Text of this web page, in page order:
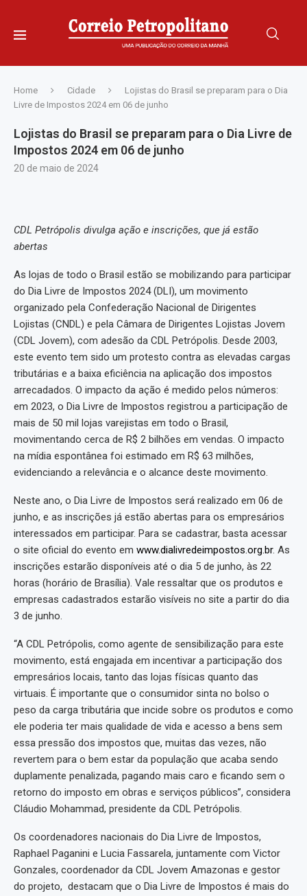
Home Cidade
Lojistas do Brasil se preparam para o Dia
Livre de Impostos 2024 em 06 de junho
Lojistas do Brasil se preparam para o Dia Livre de
Impostos 2024 em 06 de junho
20 de maio de 2024
CDL Petrópolis divulga ação e inscrições, que já estão
abertas
As lojas de todo o Brasil estão se mobilizando para participar
do Dia Livre de Impostos 2024 (DLI), um movimento
organizado pela Confederação Nacional de Dirigentes
Lojistas (CNDL) e pela Câmara de Dirigentes Lojistas Jovem
(CDL Jovem), com adesão da CDL Petrópolis. Desde 2003,
este evento tem sido um protesto contra as elevadas cargas
tributárias e a baixa eficiência na aplicação dos impostos
arrecadados. O impacto da ação é medido pelos números:
em 2023, o Dia Livre de Impostos registrou a participação de
mais de 50 mil lojas varejistas em todo o Brasil,
movimentando cerca de R$ 2 bilhões em vendas. O impacto
na mídia espontânea foi estimado em R$ 63 milhões,
evidenciando a relevância e o alcance deste movimento.
Neste ano, o Dia Livre de Impostos será realizado em 06 de
junho, e as inscrições já estão abertas para os empresários
interessados em participar. Para se cadastrar, basta acessar
o site oficial do evento em www.dialivredeimpostos.org.br. As
inscrições estarão disponíveis até o dia 5 de junho, às 22
horas (horário de Brasília). Vale ressaltar que os produtos e
empresas cadastrados estarão visíveis no site a partir do dia
3 de junho.
“A CDL Petrópolis, como agente de sensibilização para este
movimento, está engajada em incentivar a participação dos
empresários locais, tanto das lojas físicas quanto das
virtuais. É importante que o consumidor sinta no bolso o
peso da carga tributária que incide sobre os produtos e como
ele poderia ter mais qualidade de vida e acesso a bens sem
essa pressão dos impostos que, muitas das vezes, não
revertem para o bem estar da população que acaba sendo
duplamente penalizada, pagando mais caro e ficando sem o
retorno do imposto em obras e serviços públicos”, considera
Cláudio Mohammad, presidente da CDL Petrópolis.
Os coordenadores nacionais do Dia Livre de Impostos,
Raphael Paganini e Lucia Fassarela, juntamente com Victor
Gonzales, coordenador da CDL Jovem Amazonas e gestor
do projeto, destacam que o Dia Livre de Impostos é mais do